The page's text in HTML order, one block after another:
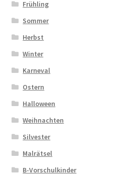
Frühling
Sommer
Herbst
Winter
Karneval
Ostern
Halloween
Weihnachten
Silvester
Malrätsel
B-Vorschulkinder